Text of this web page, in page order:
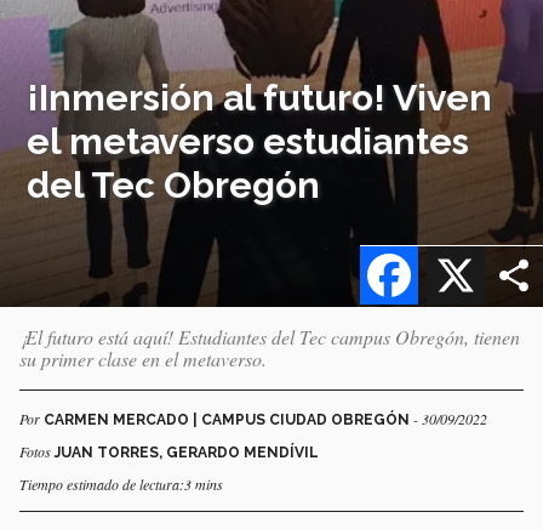
¡Inmersión al futuro! Viven
el metaverso estudiantes
del Tec Obregón
X
Facebook
¡El futuro está aquí! Estudiantes del Tec campus Obregón, tienen
su primer clase en el metaverso.
Por CARMEN MERCADO | CAMPUS CIUDAD OBREGÓN - 30/09/2022
FotosJUAN TORRES, GERARDO MENDÍVIL
Tiempo estimado de lectura:3 mins